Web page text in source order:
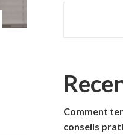
Comment
conseils